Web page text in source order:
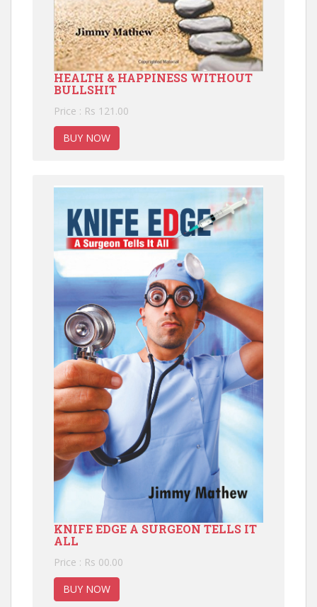
HEALTH & HAPPINESS WITHOUT
BULLSHIT
Price : Rs 121.00
BUY NOW
KNIFE EDGE A SURGEON TELLS IT
ALL
Price : Rs 00.00
BUY NOW